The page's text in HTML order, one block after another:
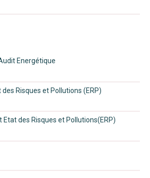
Energétique
Risques et Pollutions (ERP)
des Risques et Pollutions(ERP)